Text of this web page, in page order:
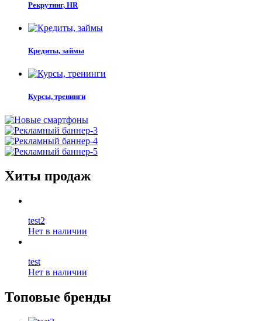
Рекрутинг, HR
Кредиты, займы
Курсы, тренинги
Хиты продаж
test2
Нет в наличии
test
Нет в наличии
Топовые бренды